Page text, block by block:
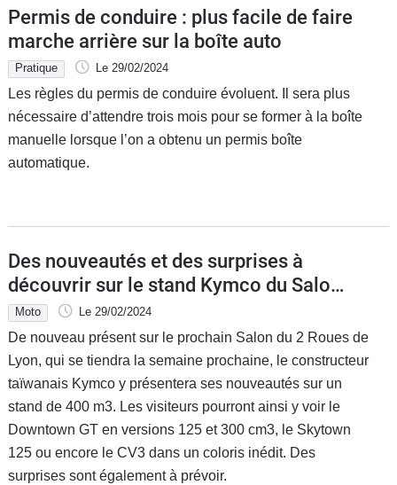
Permis de conduire : plus facile de faire
marche arrière sur la boîte auto
Pratique Le 29/02/2024
Les règles du permis de conduire évoluent. Il sera plus
nécessaire d’attendre trois mois pour se former à la boîte
manuelle lorsque l’on a obtenu un permis boîte
automatique.
Des nouveautés et des surprises à
découvrir sur le stand Kymco du Salon
du 2 Roues de Lyon
Moto Le 29/02/2024
De nouveau présent sur le prochain Salon du 2 Roues de
Lyon, qui se tiendra la semaine prochaine, le constructeur
taïwanais Kymco y présentera ses nouveautés sur un
stand de 400 m3. Les visiteurs pourront ainsi y voir le
Downtown GT en versions 125 et 300 cm3, le Skytown
125 ou encore le CV3 dans un coloris inédit. Des
surprises sont également à prévoir.